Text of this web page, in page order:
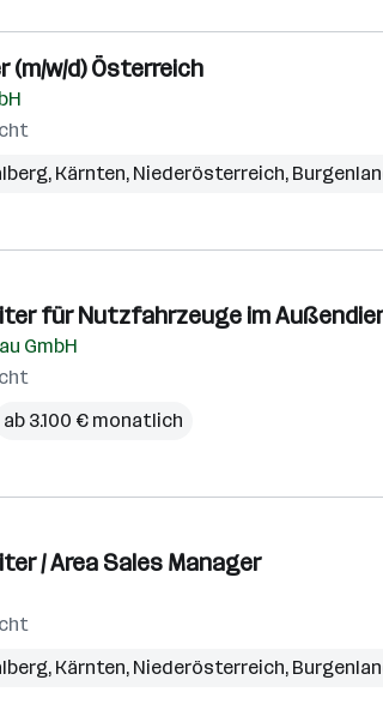
(m/w/d) Österreich
, Kärnten, Niederösterreich,
für Nutzfahrzeuge im
GmbH
ab 3.100 € monatlich
/ Area Sales Manager
, Kärnten, Niederösterreich,